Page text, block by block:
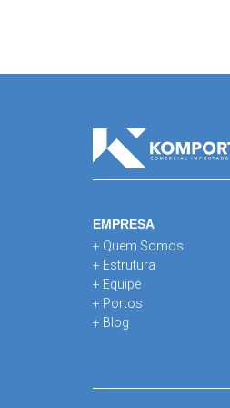
EMPRESA
+ Quem Somos
+ Estrutura
+ Equipe
+ Portos
+ Blog